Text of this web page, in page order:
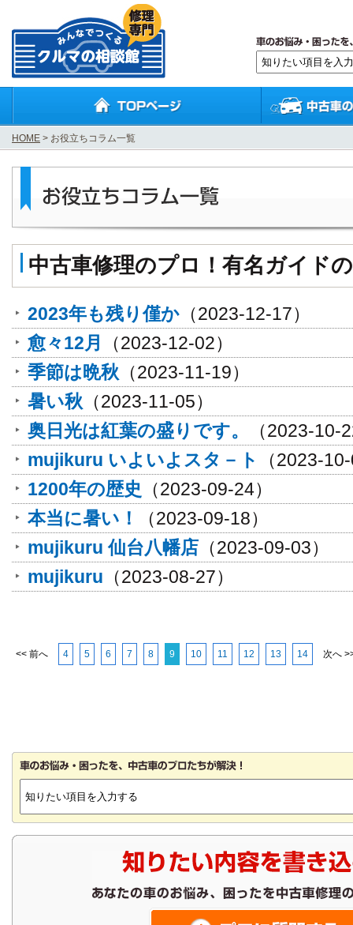
HOME > お役立ちコラム一覧
中古車修理のプロ！有名ガイド
2023年も残り僅か （2023-12-17）
愈々12月
（2023-12-02）
季節は晩秋 （2023-11-19）
暑い秋 （2023-11-05）
奥日光は紅葉の盛りです。
（2023-10-
mujikuru いよいよスタ－ト
（2023-
1200年の歴史
（2023-09-24）
本当に暑い！
（2023-09-18）
mujikuru 仙台八幡店 （2023-09-03）
mujikuru （2023-08-27）
<< 前へ 4 5 6 7 8 9 10 11 12 13 14 次へ